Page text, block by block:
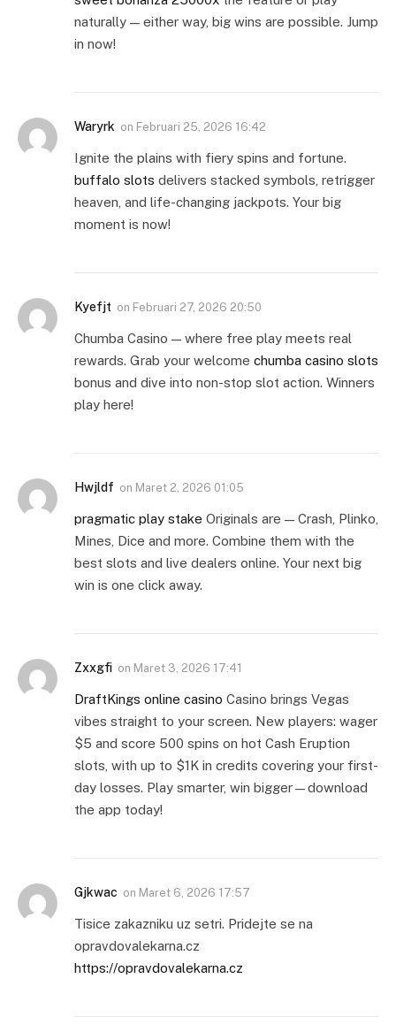
naturally — either way, big wins are possible. Jump
in now!
Waryrk on Februari 25, 2026 16:42
Ignite the plains with fiery spins and fortune.
buffalo slots delivers stacked symbols, retrigger
heaven, and life-changing jackpots. Your big
moment is now!
Kyefjt on Februari 27, 2026 20:50
Chumba Casino — where free play meets real
rewards. Grab your welcome chumba casino slots
bonus and dive into non-stop slot action. Winners
play here!
Hwjldf on Maret 2, 2026 01:05
pragmatic play stake Originals are — Crash, Plinko,
Mines, Dice and more. Combine them with the
best slots and live dealers online. Your next big
win is one click away.
Zxxgfi on Maret 3, 2026 17:41
DraftKings online casino Casino brings Vegas
vibes straight to your screen. New players: wager
$5 and score 500 spins on hot Cash Eruption
slots, with up to $1K in credits covering your first-
day losses. Play smarter, win bigger—download
the app today!
Gjkwac on Maret 6, 2026 17:57
Tisice zakazniku uz setri. Pridejte se na
opravdovalekarna.cz
https://opravdovalekarna.cz